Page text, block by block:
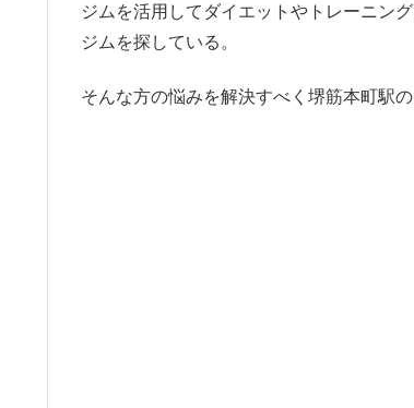
ジムを活用してダイエットやトレーニン
ジムを探している。
そんな方の悩みを解決すべく堺筋本町駅